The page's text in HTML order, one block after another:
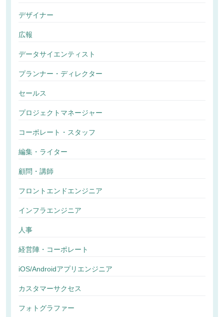
デザイナー
広報
データサイエンティスト
プランナー・ディレクター
セールス
プロジェクトマネージャー
コーポレート・スタッフ
編集・ライター
顧問・講師
フロントエンドエンジニア
インフラエンジニア
人事
経営陣・コーポレート
iOS/Androidアプリエンジニア
カスタマーサクセス
フォトグラファー